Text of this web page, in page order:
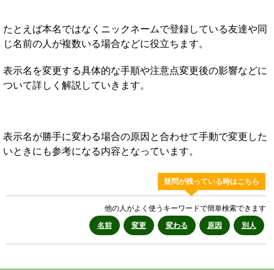
たとえば本名ではなくニックネームで登録している友達や同
じ名前の人が複数いる場合などに役立ちます。
表示名を変更する具体的な手順や注意点変更後の影響などに
ついて詳しく解説していきます。
表示名が勝手に変わる場合の原因と合わせて手動で変更した
いときにも参考になる内容となっています。
疑問が残っている時はこちら
他の人がよく使うキーワードで簡単検索できます
名前
変更 変わる 原因 別人